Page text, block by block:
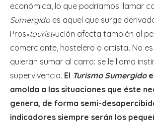
económica, lo que podríamos llamar
Sumergido es aquel que surge
Pros«tourist»ución afecta también al
comerciante, hostelero o artista. No
quieran sumar al carro: se le llama
supervivencia. El Turismo Sumergido
amolda a las situaciones que éste
genera, de forma semi-
indicadores siempre serán los